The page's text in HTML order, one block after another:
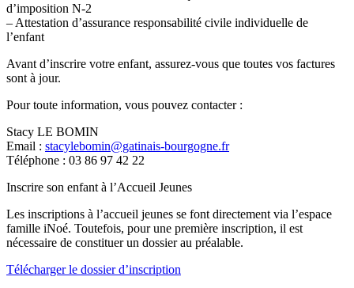
d’imposition N-2
– Attestation d’assurance responsabilité civile individuelle de
l’enfant
Avant d’inscrire votre enfant, assurez-vous que toutes vos factures
sont à jour.
Pour toute information, vous pouvez contacter :
Stacy LE BOMIN
Email : stacylebomin@gatinais-bourgogne.fr
Téléphone : 03 86 97 42 22
Inscrire son enfant à l’Accueil Jeunes
Les inscriptions à l’accueil jeunes se font directement via l’espace
famille iNoé. Toutefois, pour une première inscription, il est
nécessaire de constituer un dossier au préalable.
Télécharger le dossier d’inscription